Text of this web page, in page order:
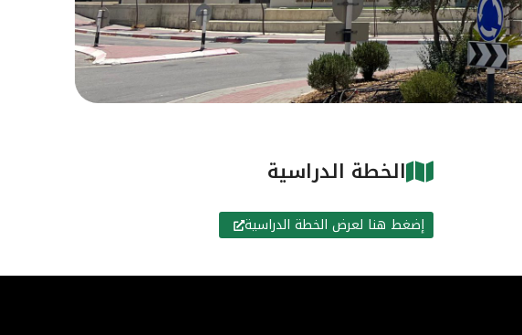
الخطة الدراسية
إضغط هنا لعرض الخطة الدراسية